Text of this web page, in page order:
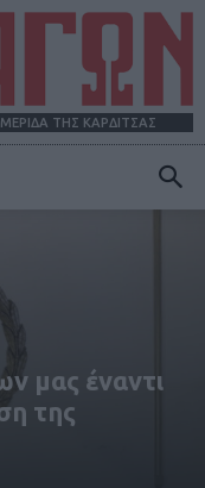
ΤΗΣ ΚΑΡΔΙΤΣΑΣ
μας έναντι
της